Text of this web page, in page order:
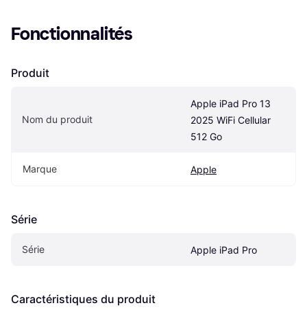
Fonctionnalités
Produit
Nom du produit
Apple iPad Pro 13
2025 WiFi Cellular
512 Go
Marque Apple
Série
Série Apple iPad Pro
Caractéristiques du produit